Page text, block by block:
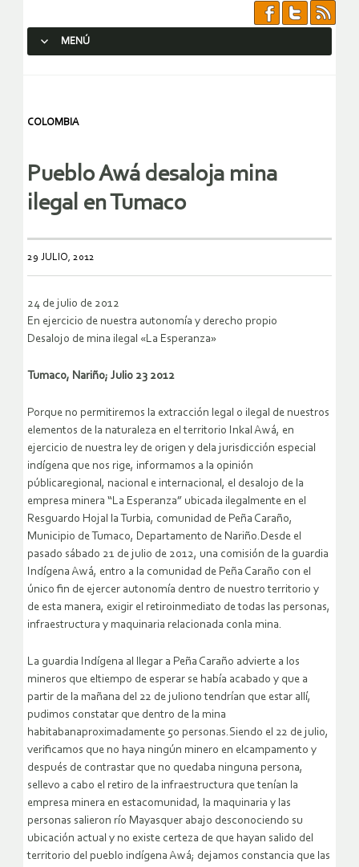
MENÚ
COLOMBIA
Pueblo Awá desaloja mina
ilegal en Tumaco
29 JULIO, 2012
24 de julio de 2012
En ejercicio de nuestra autonomía y derecho propio
Desalojo de mina ilegal «La Esperanza»
Tumaco, Nariño; Julio 23 2012
Porque no permitiremos la extracción legal o ilegal de nuestros
elementos de la naturaleza en el territorio Inkal Awá, en
ejercicio de nuestra ley de origen y dela jurisdicción especial
indígena que nos rige, informamos a la opinión
públicaregional, nacional e internacional, el desalojo de la
empresa minera “La Esperanza” ubicada ilegalmente en el
Resguardo Hojal la Turbia, comunidad de Peña Caraño,
Municipio de Tumaco, Departamento de Nariño.Desde el
pasado sábado 21 de julio de 2012, una comisión de la guardia
Indígena Awá, entro a la comunidad de Peña Caraño con el
único fin de ejercer autonomía dentro de nuestro territorio y
de esta manera, exigir el retiroinmediato de todas las personas,
infraestructura y maquinaria relacionada conla mina.
La guardia Indígena al llegar a Peña Caraño advierte a los
mineros que eltiempo de esperar se había acabado y que a
partir de la mañana del 22 de juliono tendrían que estar allí,
pudimos constatar que dentro de la mina
habitabanaproximadamente 50 personas.Siendo el 22 de julio,
verificamos que no haya ningún minero en elcampamento y
después de contrastar que no quedaba ninguna persona,
sellevo a cabo el retiro de la infraestructura que tenían la
empresa minera en estacomunidad, la maquinaria y las
personas salieron río Mayasquer abajo desconociendo su
ubicación actual y no existe certeza de que hayan salido del
territorio del pueblo indígena Awá; dejamos constancia que las